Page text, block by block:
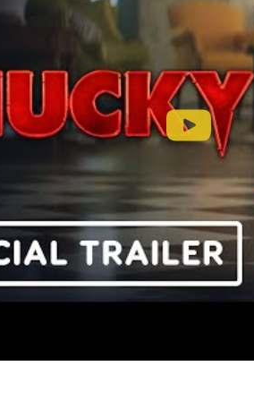
куклу-убийцу Чаки, который
на вид кукла снова будет